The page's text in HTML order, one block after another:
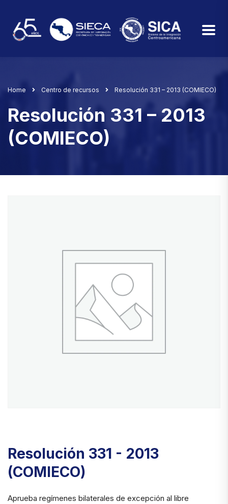
Home Centro de recursos Resolución 331 – 2013 (COMIECO)
Resolución 331 – 2013
(COMIECO)
Resolución 331 - 2013
(COMIECO)
Aprueba regímenes bilaterales de excepción al libre